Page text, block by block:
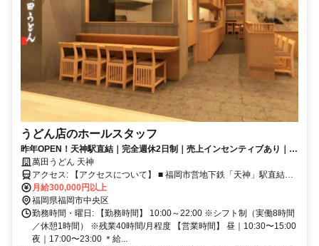
うどん店のホールスタッフ
昨年OPEN！天神駅直結｜完全週休2日制｜売上インセンティブあり｜雨
に濡れずに通勤可能♪
萬田うどん 天神
アクセス: 【アクセスについて】 ■ 福岡市営地下鉄「天神」駅直結
■「天神南駅」より徒歩6分 ■「博多駅」より電車10分
月給300,000円以上
福岡県福岡市中央区
勤務時間・曜日: 【勤務時間】 10:00～22:00 ※シフト制（実働8時間
／休憩1時間） ※残業40時間/月程度 【営業時間】 昼｜10:30〜15:00
夜｜17:00〜23:00 ＊給...